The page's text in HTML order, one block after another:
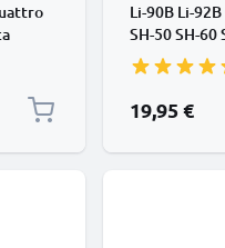
Li-90B Li-
SH-50 SH-60
XZ-2 TG-1
marca
19,95 €